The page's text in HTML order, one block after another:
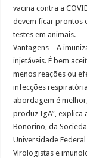
vacina contra a
devem ficar prontos
testes em animais.
Vantagens – A
injetáveis. É bem
menos reações ou
infecções
abordagem é
produz IgA”, explica
Bonorino, da
Universidade
Virologistas e